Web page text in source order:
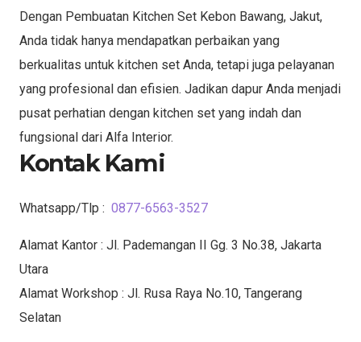
Dengan Pembuatan Kitchen Set Kebon Bawang, Jakut,
Anda tidak hanya mendapatkan perbaikan yang
berkualitas untuk kitchen set Anda, tetapi juga pelayanan
yang profesional dan efisien. Jadikan dapur Anda menjadi
pusat perhatian dengan kitchen set yang indah dan
fungsional dari Alfa Interior.
Kontak Kami
Whatsapp/Tlp : 0877-6563-3527
Alamat Kantor : Jl. Pademangan II Gg. 3 No.38, Jakarta
Utara
Alamat Workshop : Jl. Rusa Raya No.10, Tangerang
Selatan